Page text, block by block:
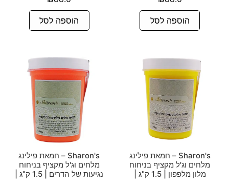
הוספה לסל הוספה לסל
Sharon's – חמאת פילינג
מלחים וג'ל מקציף בניחוח
מלון מלפפון | 1.5 ק"ג |
Sharon's – חמאת פילינג
מלחים וג'ל מקציף בניחוח
נגיעות של הדרים | 1.5 ק"ג |